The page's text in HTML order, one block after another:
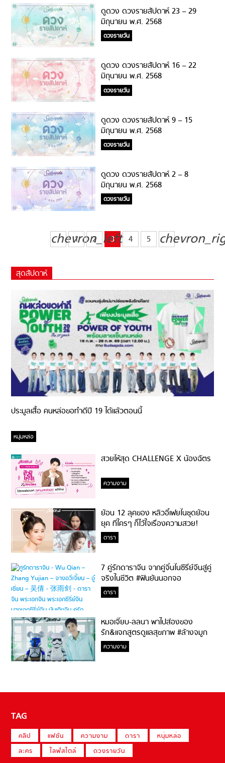
ดูดวง ดวงรายสัปดาห์ 23 – 29
มิถุนายน พ.ศ. 2568
ดวงรายวัน
ดูดวง ดวงรายสัปดาห์ 16 – 22
มิถุนายน พ.ศ. 2568
ดวงรายวัน
ดูดวง ดวงรายสัปดาห์ 9 – 15
มิถุนายน พ.ศ. 2568
ดวงรายวัน
ดูดวง ดวงรายสัปดาห์ 2 – 8
มิถุนายน พ.ศ. 2568
ดวงรายวัน
chevron_left
1 2 3 4 5
สุดสัปดาห์
ประมูลเสื้อ คนหล่อขอทำดีปี 19 ได้แล้วตอนนี้
หนุ่มหล่อ
สวยให้สุด CHALLENGE X น้องฉัตร
ความงาม
ย้อน 12 ลุคของ หลิวอี้เฟยในชุดย้อน
ยุค ที่ใครๆ ก็ไว้ใจเรื่องความสวย!
ดารา
7 คู่รักดาราจีน จากคู่จิ้นในซีรี่ย์จีนสู่คู่
จริงในชีวิต #ฟินยันนอกจอ
ดารา
หมอเจี๊ยบ-ลลนา พาไปส่องของ
รัก&แจกสูตรดูแลสุขภาพ #ล้างจมูก
ไม่ยากจะสอนให้
ความงาม
TAG
คลิป แฟชั่น ความงาม ดารา
หนุ่มหล่อ
ละคร
ไลฟ์สไตล์ ดวงรายวัน